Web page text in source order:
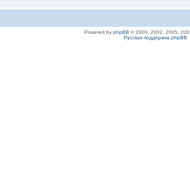
Powered by phpBB © 2000, 2002, 2005,
Русская поддержка phpBB